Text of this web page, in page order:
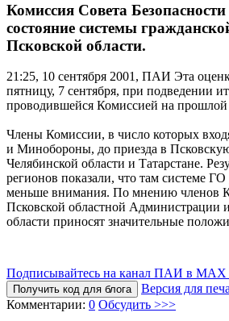
Комиссия Совета
состояние системы
Псковской области.
21:25, 10 сентября 2001, ПАИ Эта
пятницу, 7 сентября, при подведении
проводившейся Комиссией на прошлой
Члены Комиссии, в число которых
и Минобороны, до приезда в
Челябинской области и Татарстане.
регионов показали, что там системе ГО
меньше внимания. По мнению членов
Псковской областной Администрации
области приносят значительные
Подписывайтесь на канал ПАИ в MAХ
Получить код для блога
Версия для
Комментарии: 0 Обсудить >>>